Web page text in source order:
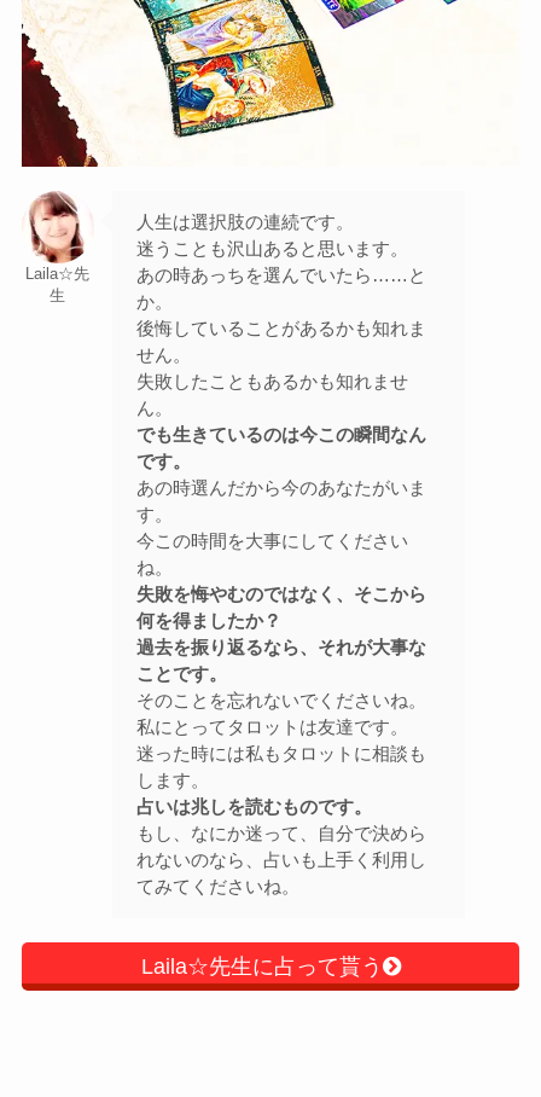
Laila☆先
生
人生は選択肢の連続です。
迷うことも沢山あると思います。
あの時あっちを選んでいたら……と
か。
後悔していることがあるかも知れま
せん。
失敗したこともあるかも知れませ
ん。
でも生きているのは今この瞬間なん
です。
あの時選んだから今のあなたがいま
す。
今この時間を大事にしてください
ね。
失敗を悔やむのではなく、そこから
何を得ましたか？
過去を振り返るなら、それが大事な
ことです。
そのことを忘れないでくださいね。
私にとってタロットは友達です。
迷った時には私もタロットに相談も
します。
占いは兆しを読むものです。
もし、なにか迷って、自分で決めら
れないのなら、占いも上手く利用し
てみてくださいね。
Laila☆先生に占って貰う